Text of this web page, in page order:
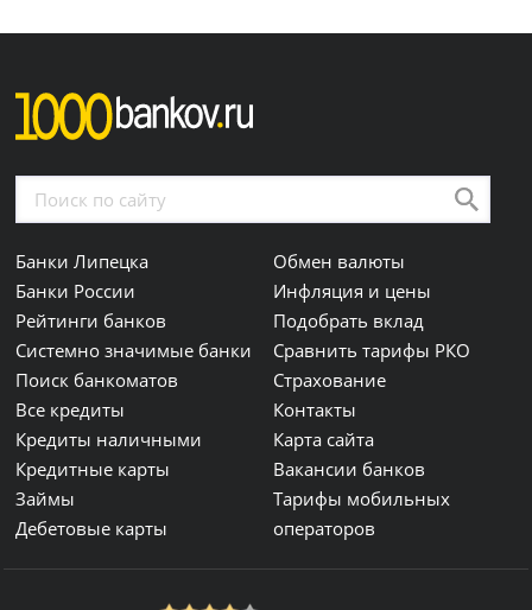
Банки Липецка
Банки России
Рейтинги банков
Системно значимые банки
Поиск банкоматов
Все кредиты
Кредиты наличными
Кредитные карты
Займы
Дебетовые карты
Обмен валюты
Инфляция и цены
Подобрать вклад
Сравнить тарифы РКО
Страхование
Контакты
Карта сайта
Вакансии банков
Тарифы мобильных
операторов